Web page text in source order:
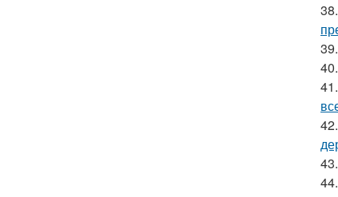
38.
39.
40.
41.
42.
43.
44.